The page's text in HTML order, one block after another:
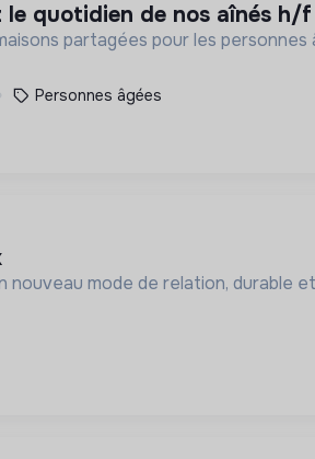
le quotidien de nos aînés h/f
partagées pour les
Personnes âgées
nouveau mode de relation, durable